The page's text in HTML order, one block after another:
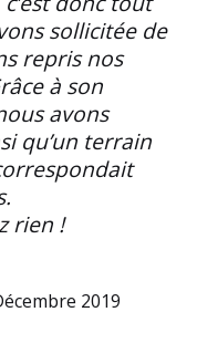
sollicitée de
repris nos
à son
avons
qu’un terrain
rien !
2019